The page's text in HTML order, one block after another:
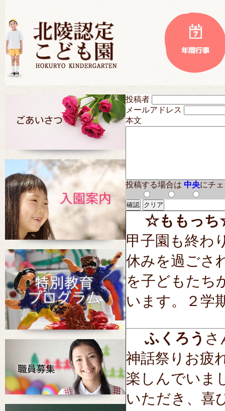
投稿者
メールアドレス
本文
投稿する場合は 中央にチ
☆ももっ
甲子園も終わ
休みを過ごさ
を子どもたち
います。２学
ふくろう さ
神話祭りお疲
楽しんでいま
いただき、喜